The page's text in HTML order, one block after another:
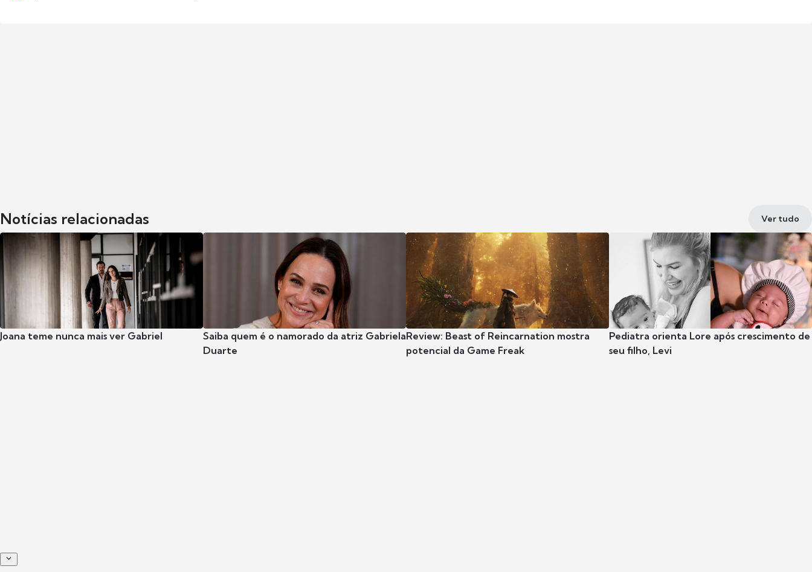
Notícias relacionadas Ver tudo
Joana teme nunca mais ver Gabriel
Saiba quem é o namorado da atriz Gabriela
Duarte
Review: Beast of Reincarnation mostra
potencial da Game Freak
Pediatra orienta Lore após crescimento de
seu filho, Levi